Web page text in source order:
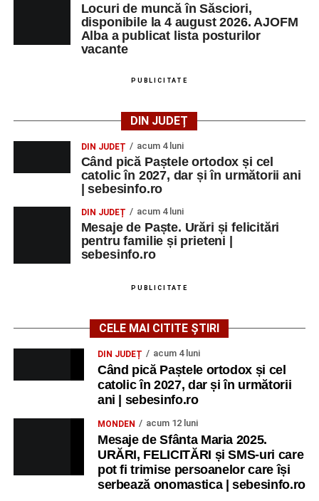
Locuri de muncă în Săsciori,
disponibile la 4 august 2026. AJOFM
Alba a publicat lista posturilor
vacante
PUBLICITATE
DIN JUDEȚ
DIN JUDEȚ acum 4 luni
Când pică Paștele ortodox și cel
catolic în 2027, dar și în următorii ani
| sebesinfo.ro
DIN JUDEȚ acum 4 luni
Mesaje de Paște. Urări și felicitări
pentru familie și prieteni |
sebesinfo.ro
PUBLICITATE
CELE MAI CITITE ȘTIRI
DIN JUDEȚ acum 4 luni
Când pică Paștele ortodox și cel
catolic în 2027, dar și în următorii
ani | sebesinfo.ro
MONDEN acum 12 luni
Mesaje de Sfânta Maria 2025.
URĂRI, FELICITĂRI și SMS-uri care
pot fi trimise persoanelor care își
serbează onomastica | sebesinfo.ro